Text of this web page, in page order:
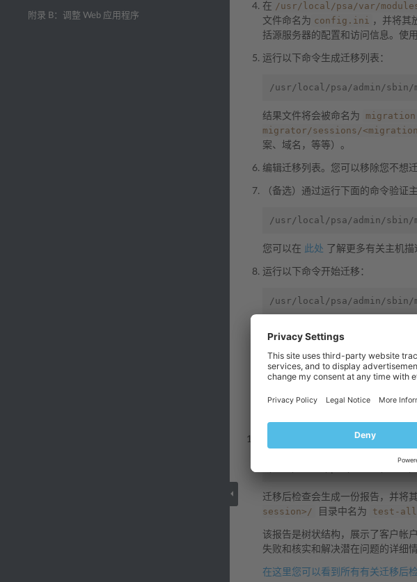
附录 B：调整 Web 应用程序
在 /usr/local/psa/var/
文件命名为 config.ini ，并将其
括源服务器的配置和访问信息。使
运行以下命令生成迁移列表：
/usr/local/psa/admin/sbin/
结果文件将会被命名为
migrator/sessions/
案、域名，等等）。
编辑迁移列表。您可以移除您不想
（备选）通过运行下面的命令验证
/usr/local/psa/admin/sbin/
您可以在 此处 了解更多有关主机描
运行以下命令开始迁移：
/usr/local/psa/admin/sbin/
/usr/local/psa/admin/sbin/
这能够保证在执行迁移时源服务器
容，那么使用
plesk-migrator
（推荐）迁移完成后，运行以下命
迁移后检查会生成一份报告，并将
session>/
目录中名为 test-
该报告是树状结构，展示了客户帐
失败和核实和解决潜在问题的详细情
在这里您可以看到所有有关迁移后